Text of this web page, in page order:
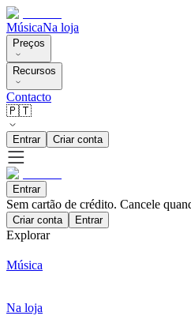
MúsicaNa loja
Preços
Recursos
Contacto
🇵🇹
Entrar Criar conta
Entrar
Sem cartão de crédito. Cancele
Criar conta Entrar
Explorar
Música
Na loja